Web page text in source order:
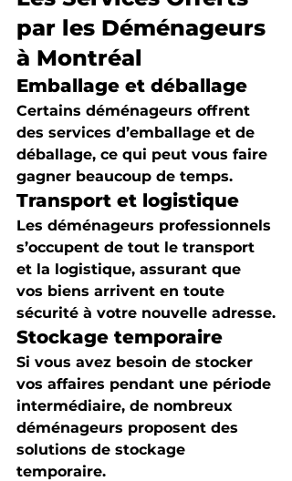
par les Déménageurs
à Montréal
Emballage et déballage
Certains déménageurs offrent
des services d’emballage et de
déballage, ce qui peut vous faire
gagner beaucoup de temps.
Transport et logistique
Les déménageurs professionnels
s’occupent de tout le transport
et la logistique, assurant que
vos biens arrivent en toute
sécurité à votre nouvelle adresse.
Stockage temporaire
Si vous avez besoin de stocker
vos affaires pendant une période
intermédiaire, de nombreux
déménageurs proposent des
solutions de stockage
temporaire.